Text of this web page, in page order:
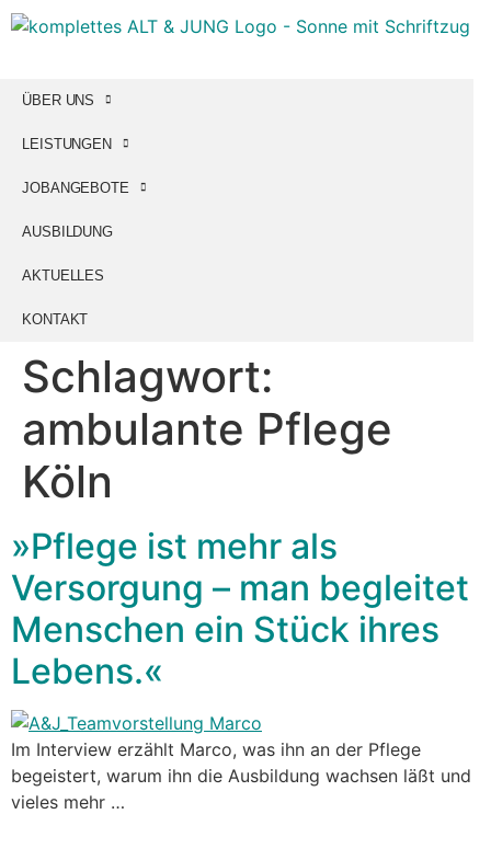
ÜBER UNS
LEISTUNGEN
JOBANGEBOTE
AUSBILDUNG
AKTUELLES
KONTAKT
Schlagwort:
ambulante Pflege
Köln
»Pflege ist mehr als
Versorgung – man begleitet
Menschen ein Stück ihres
Lebens.«
Im Interview erzählt Marco, was ihn an der Pflege
begeistert, warum ihn die Ausbildung wachsen läßt und
vieles mehr …